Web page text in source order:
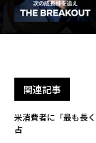
関連記事
米消費者に「最も長
占